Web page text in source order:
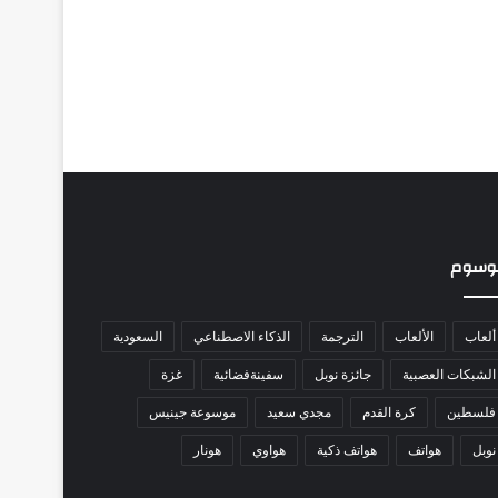
ألعاب الألعاب الترجمة الذكاء الاصطناعي السعودية
الشبكات العصبية جائزة نوبل سفينةفضائية غزة
فلسطين كرة القدم مجدي سعيد موسوعة جينيس
نوبل هواتف هواتف ذكية هواوي هونار